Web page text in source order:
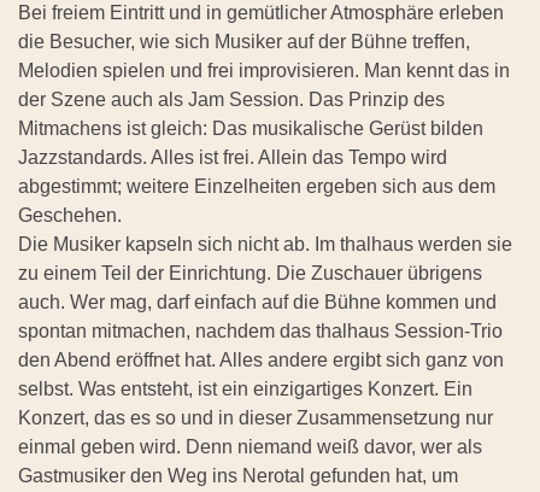
Bei freiem Eintritt und in gemütlicher Atmosphäre erleben
die Besucher, wie sich Musiker auf der Bühne treffen,
Melodien spielen und frei improvisieren. Man kennt das in
der Szene auch als Jam Session. Das Prinzip des
Mitmachens ist gleich: Das musikalische Gerüst bilden
Jazzstandards. Alles ist frei. Allein das Tempo wird
abgestimmt; weitere Einzelheiten ergeben sich aus dem
Geschehen.
Die Musiker kapseln sich nicht ab. Im thalhaus werden sie
zu einem Teil der Einrichtung. Die Zuschauer übrigens
auch. Wer mag, darf einfach auf die Bühne kommen und
spontan mitmachen, nachdem das thalhaus Session-Trio
den Abend eröffnet hat. Alles andere ergibt sich ganz von
selbst. Was entsteht, ist ein einzigartiges Konzert. Ein
Konzert, das es so und in dieser Zusammensetzung nur
einmal geben wird. Denn niemand weiß davor, wer als
Gastmusiker den Weg ins Nerotal gefunden hat, um